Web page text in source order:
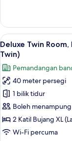
Twin
Room,
Non
Smoking
(Suite)
Lihat
semua
foto
untuk
Deluxe
Twin
Room,
Non
Smoking
7
Deluxe Twin
Twin)
Pemandangan
40 meter persegi
1 bilik tidur
Boleh
2 Katil Bujang XL
Wi-Fi percuma